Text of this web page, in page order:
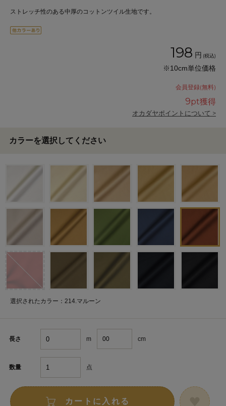
ストレッチ性のある中厚のコットンツイル生地です。
198 円 (税込)
※10cm単位価格
会員登録(無料)
9pt獲得
オカダヤポイントについて >
カラーを選択してください
選択されたカラー：214.マルーン
長さ m cm
数量 点
カートに入れる